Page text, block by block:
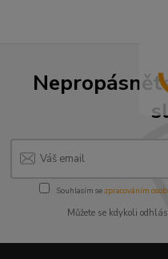
Souhlasím se zpracováním
Můžete se kdykoli